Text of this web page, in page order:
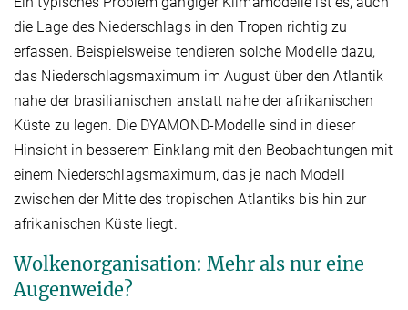
die Lage des Niederschlags in den Tropen richtig zu
erfassen. Beispielsweise tendieren solche Modelle dazu,
das Niederschlagsmaximum im August über den Atlantik
nahe der brasilianischen anstatt nahe der afrikanischen
Küste zu legen. Die DYAMOND-Modelle sind in dieser
Hinsicht in besserem Einklang mit den Beobachtungen mit
einem Niederschlagsmaximum, das je nach Modell
zwischen der Mitte des tropischen Atlantiks bis hin zur
afrikanischen Küste liegt.
Wolkenorganisation: Mehr als nur eine
Augenweide?